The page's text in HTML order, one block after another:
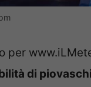
per
di